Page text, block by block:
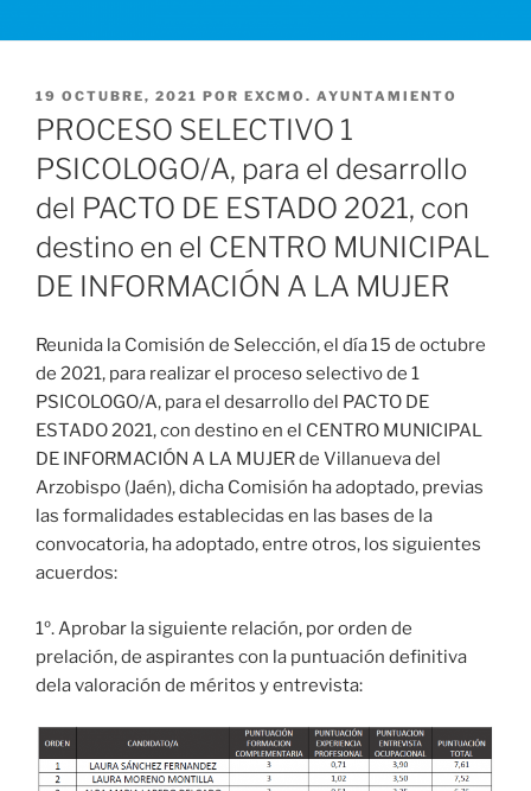
PUBLICADO
EL
19 OCTUBRE, 2021 POR EXCMO. AYUNTAMIENTO
PROCESO SELECTIVO 1
PSICOLOGO/A, para el desarrollo
del PACTO DE ESTADO 2021, con
destino en el CENTRO MUNICIPAL
DE INFORMACIÓN A LA MUJER
Reunida la Comisión de Selección, el día 15 de octubre
de 2021, para realizar el proceso selectivo de 1
PSICOLOGO/A, para el desarrollo del PACTO DE
ESTADO 2021, con destino en el CENTRO MUNICIPAL
DE INFORMACIÓN A LA MUJER de Villanueva del
Arzobispo (Jaén), dicha Comisión ha adoptado, previas
las formalidades establecidas en las bases de la
convocatoria, ha adoptado, entre otros, los siguientes
acuerdos:
1º. Aprobar la siguiente relación, por orden de
prelación, de aspirantes con la puntuación definitiva
dela valoración de méritos y entrevista: